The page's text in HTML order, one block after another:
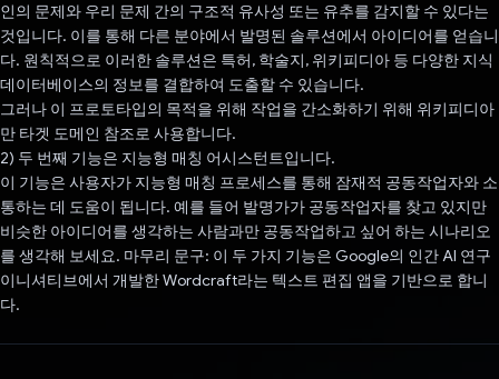
인의 문제와 우리 문제 간의 구조적 유사성 또는 유추를 감지할 수 있다는
것입니다. 이를 통해 다른 분야에서 발명된 솔루션에서 아이디어를 얻습니
다. 원칙적으로 이러한 솔루션은 특허, 학술지, 위키피디아 등 다양한 지식
데이터베이스의 정보를 결합하여 도출할 수 있습니다.
그러나 이 프로토타입의 목적을 위해 작업을 간소화하기 위해 위키피디아
만 타겟 도메인 참조로 사용합니다.
2) 두 번째 기능은 지능형 매칭 어시스턴트입니다.
이 기능은 사용자가 지능형 매칭 프로세스를 통해 잠재적 공동작업자와 소
통하는 데 도움이 됩니다. 예를 들어 발명가가 공동작업자를 찾고 있지만
비슷한 아이디어를 생각하는 사람과만 공동작업하고 싶어 하는 시나리오
를 생각해 보세요. 마무리 문구: 이 두 가지 기능은 Google의 인간 AI 연구
이니셔티브에서 개발한 Wordcraft라는 텍스트 편집 앱을 기반으로 합니
다.